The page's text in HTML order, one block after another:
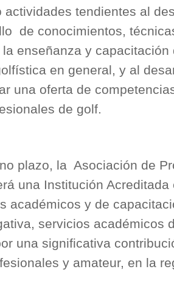
actividades tendientes al
de conocimientos,
enseñanza y
en general, y al
una oferta de
de golf.
plazo, la Asociación de
una Institución
académicos y de
servicios académicos
una significativa
y amateur, en la